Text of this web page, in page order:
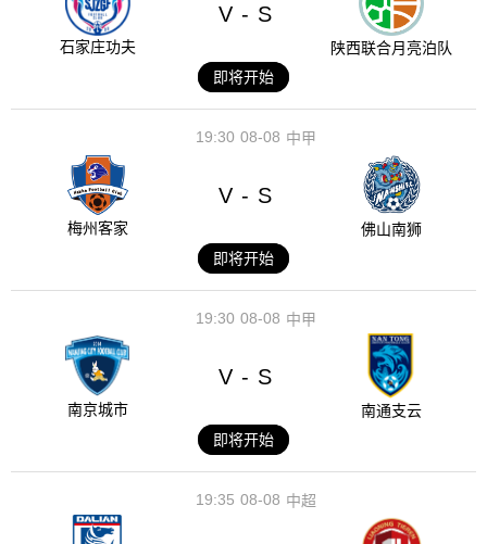
石家庄功夫
V - S
陕西联合月亮泊队
即将开始
08-08
19:30 中甲
梅州客家
V - S
佛山南狮
即将开始
08-08
19:30 中甲
南京城市
V - S
南通支云
即将开始
08-08
19:35 中超